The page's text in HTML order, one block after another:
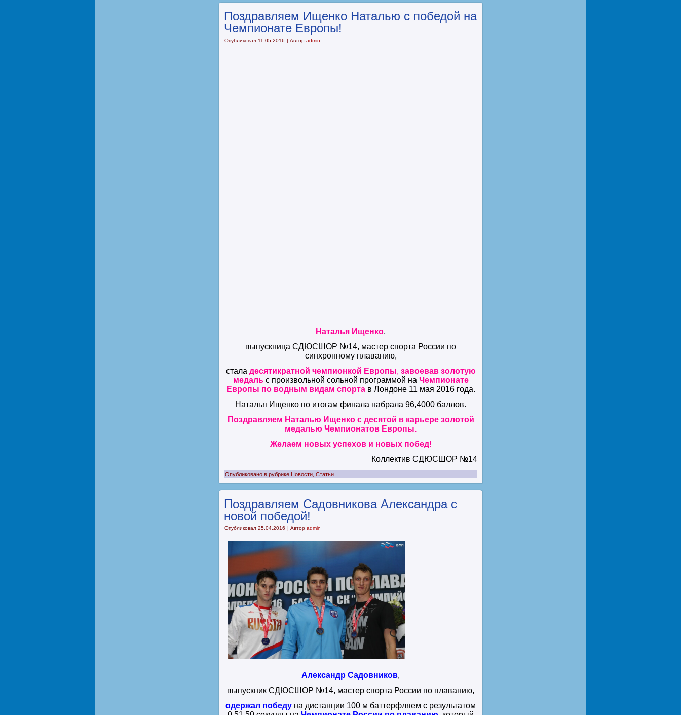
Поздравляем Ищенко Наталью с победой на
Чемпионате Европы!
Опубликовал 11.05.2016 | Автор admin
Наталья Ищенко,
выпускница СДЮСШОР №14, мастер спорта России по
синхронному плаванию,
стала десятикратной чемпионкой Европы, завоевав золотую
медальс произвольной сольной программой на Чемпионате
Европы по водным видам спортав Лондоне 11 мая 2016 года.
Наталья Ищенко по итогам финала набрала 96,4000 баллов.
Поздравляем Наталью Ищенко с десятой в карьере золотой
медалью Чемпионатов Европы.
Желаем новых успехов и новых побед!
Коллектив СДЮСШОР №14
Опубликовано в рубрике Новости Статьи
Поздравляем Садовникова Александра с
новой победой!
Опубликовал 25.04.2016 | Автор admin
Александр Садовников,
выпускник СДЮСШОР №14, мастер спорта России по плаванию,
одержал победу на дистанции 100 м баттерфляем с результатом